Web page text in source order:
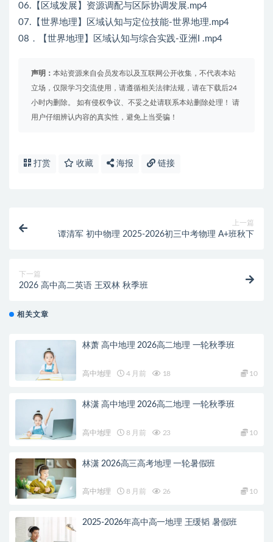
06.【区域发展】资源调配与区际协调发展.mp4
07.【世界地理】区域认知与定位技能-世界地理.mp4
08．【世界地理】区域认知与综合实践-亚洲I .mp4
声明： 本站资源来自会员发布以及互联网公开收集，不代表本站
立场，仅限学习交流使用，请遵循相关法律法规，请在下载后24
小时内删除。 如有侵权争议、不妥之处请联系本站删除处理！ 请
用户仔细辨认内容的真实性，避免上当受骗！
打赏 收藏 海报 链接
上一篇
谭清军 初中物理 2025-2026初三中考物理 A+班秋下
下一篇
2026 高中高二英语 王双林 秋季班
相关文章
林萧 高中地理 2026高二地理 一轮秋季班
高中地理 4 月前 18 10
林潇 高中地理 2026高二地理 一轮秋季班
高中地理 8 月前 23 10
林潇 2026高三高考地理 一轮暑假班
高中地理 8 月前 26 10
2025-2026年高中高一地理 王缓韬 暑假班